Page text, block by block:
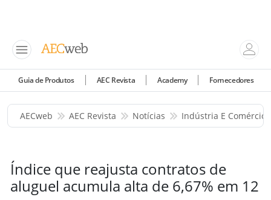
Guia de Produtos AEC Revista Academy Fornecedores
AECweb AEC Revista Notícias Indústria E Comércio
Índice que reajusta contratos de
aluguel acumula alta de 6,67% em 12